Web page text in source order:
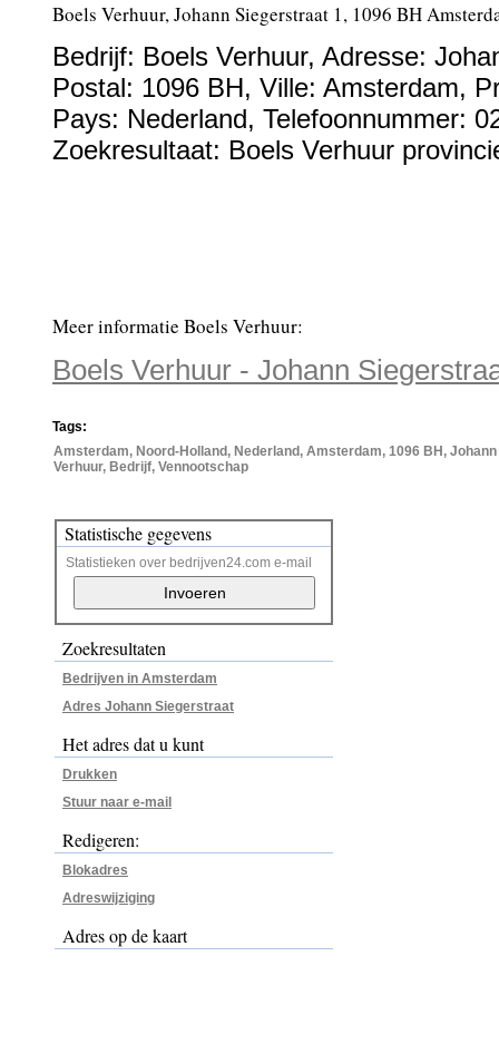
Boels Verhuur, Johann Siegerstraat 1, 1096 BH
Bedrijf: Boels Verhuur, Adresse:
Postal: 1096 BH, Ville: Amsterdam,
Pays: Nederland, Telefoonnummer:
Zoekresultaat: Boels Verhuur
Meer informatie Boels Verhuur:
Boels Verhuur - Johann
Tags:
Amsterdam, Noord-Holland, Nederland, Amsterdam, 1096 BH,
Verhuur, Bedrijf, Vennootschap
Statistische gegevens
Statistieken over bedrijven24.com e-mail
Zoekresultaten
Bedrijven in Amsterdam
Adres Johann Siegerstraat
Het adres dat u kunt
Drukken
Stuur naar e-mail
Redigeren:
Blokadres
Adreswijziging
Adres op de kaart